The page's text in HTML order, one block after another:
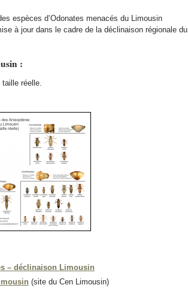
espèces d’Odonates menacés du Limousin
à jour dans le cadre de la déclinaison régionale du
:
réelle.
– déclinaison Limousin
(site du Cen Limousin)